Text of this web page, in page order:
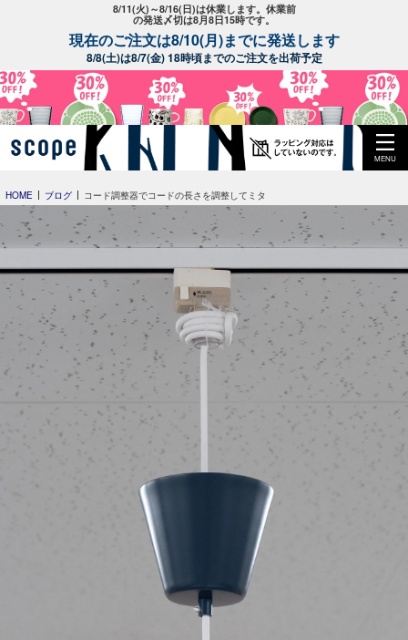
8/11(火)～8/16(日)は休業します。休業前
の発送〆切は8月8日15時です。
現在のご注文は8/10(月)までに発送します
8/8(土)は8/7(金) 18時頃までのご注文を出荷予定
MENU
HOME ブログ コード調整器でコードの長さを調整してミタ